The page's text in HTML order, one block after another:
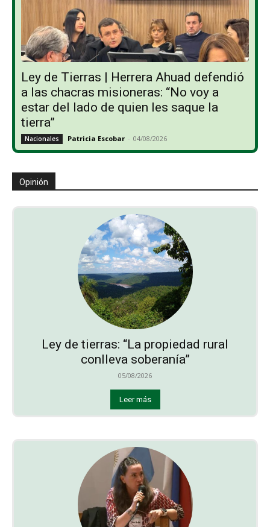
Ley de Tierras | Herrera Ahuad defendió
a las chacras misioneras: “No voy a
estar del lado de quien les saque la
tierra”
Nacionales Patricia Escobar - 04/08/2026
Opinión
Ley de tierras: “La propiedad rural
conlleva soberanía”
05/08/2026
Leer más